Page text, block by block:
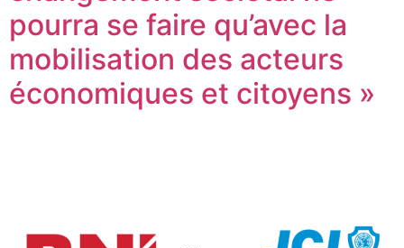
pourra se faire qu’avec la
mobilisation des acteurs
économiques et citoyens »